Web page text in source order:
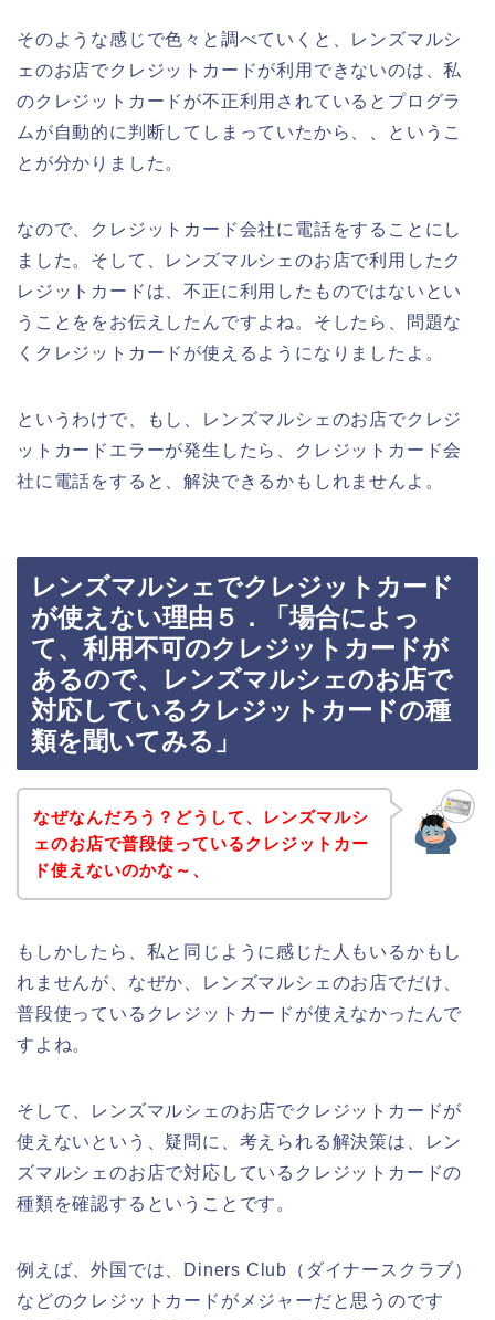
そのような感じで色々と調べていくと、レンズマルシ
ェのお店でクレジットカードが利用できないのは、私
のクレジットカードが不正利用されているとプログラ
ムが自動的に判断してしまっていたから、、というこ
とが分かりました。
なので、クレジットカード会社に電話をすることにし
ました。そして、レンズマルシェのお店で利用したク
レジットカードは、不正に利用したものではないとい
うことををお伝えしたんですよね。そしたら、問題な
くクレジットカードが使えるようになりましたよ。
というわけで、もし、レンズマルシェのお店でクレジ
ットカードエラーが発生したら、クレジットカード会
社に電話をすると、解決できるかもしれませんよ。
レンズマルシェでクレジットカード
が使えない理由５．「場合によっ
て、利用不可のクレジットカードが
あるので、レンズマルシェのお店で
対応しているクレジットカードの種
類を聞いてみる」
なぜなんだろう？どうして、レンズマルシ
ェのお店で普段使っているクレジットカー
ド使えないのかな～、
もしかしたら、私と同じように感じた人もいるかもし
れませんが、なぜか、レンズマルシェのお店でだけ、
普段使っているクレジットカードが使えなかったんで
すよね。
そして、レンズマルシェのお店でクレジットカードが
使えないという、疑問に、考えられる解決策は、レン
ズマルシェのお店で対応しているクレジットカードの
種類を確認するということです。
例えば、外国では、Diners Club（ダイナースクラブ）
などのクレジットカードがメジャーだと思うのです